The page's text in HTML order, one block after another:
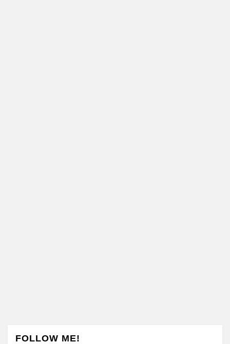
FOLLOW ME!